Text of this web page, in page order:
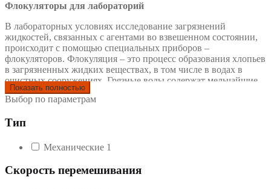
Флокуляторы для лабораторий
В лабораторных условиях исследование загрязнений
жидкостей, связанных с агентами во взвешенном состоянии,
происходит с помощью специальных приборов –
флокуляторов. Флокуляция – это процесс образования хлопьев
в загрязненных жидких веществах, в том числе в водах в
очистных сооружениях. Грязные воды содержат мельчайшие
частицы, которые находятся в так называемом подвешенном
состоянии.
Типы лабораторных флокуляторов
В зависимости от принципа работы флокуляторы можно
подразделить на механические и гидравлические.
Механические флокуояторы
Показать полностью
Выбор по параметрам
Тип
Механические 1
Скорость перемешивания